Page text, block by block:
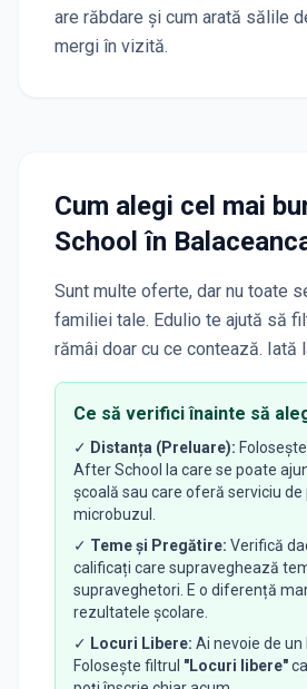
are răbdare și cum arată sălile
mergi în vizită.
Cum alegi cel mai
Schoolîn
Sunt multe oferte, dar nu toate
familiei tale. Edulio te ajută să
rămâi doar cu ce contează. Iată
Ce să verifici înainte să
✓ Distanța (Preluare):
After School la care se poate
școală sau care oferă serviciu de
microbuzul.
✓ Teme și Pregătire: Verifică
calificați care supraveghează
supraveghetori. E o diferență
rezultatele școlare.
✓ Locuri Libere: Ai nevoie de un
Folosește filtrul "Locuri libere"